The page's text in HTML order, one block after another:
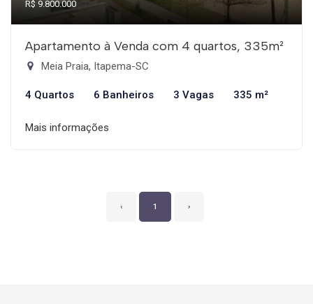
R$ 9.800.000
Apartamento à Venda com 4 quartos, 335m²
Meia Praia, Itapema-SC
4 Quartos 6 Banheiros 3 Vagas 335 m²
Mais informações
‹ 1 ›